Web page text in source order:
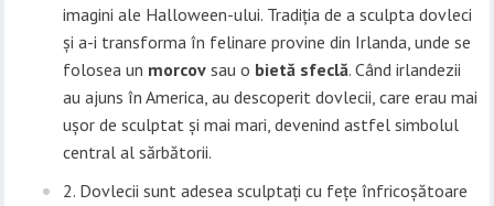
imagini ale Halloween-ului. Tradiția de a sculpta dovleci
și a-i transforma în felinare provine din Irlanda, unde se
folosea un morcov sau o bietă sfeclă. Când irlandezii
au ajuns în America, au descoperit dovlecii, care erau mai
ușor de sculptat și mai mari, devenind astfel simbolul
central al sărbătorii.
Dovlecii sunt adesea sculptați cu fețe înfricoșătoare